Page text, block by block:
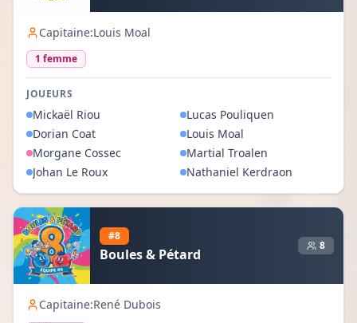
Capitaine:Louis Moal
1 femme
JOUEURS
Mickaël Riou Lucas Pouliquen
Dorian Coat Louis Moal
Morgane Cossec Martial Troalen
Johan Le Roux Nathaniel Kerdraon
#8
Boules & Pétard
8
Capitaine:René Dubois